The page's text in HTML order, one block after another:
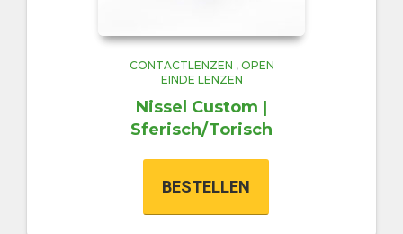
CONTACTLENZEN , OPEN
EINDE LENZEN
Nissel Custom |
Sferisch/Torisch
BESTELLEN